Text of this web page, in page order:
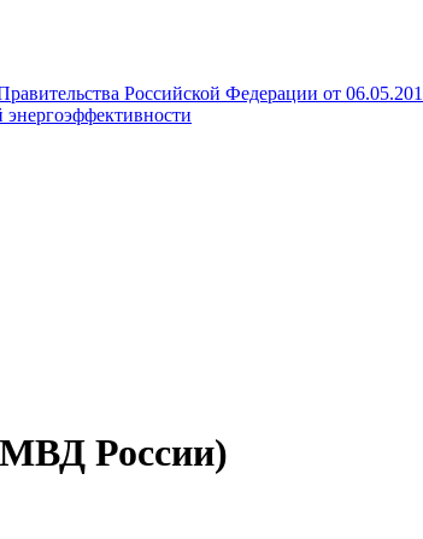
Российской Федерации от
России)